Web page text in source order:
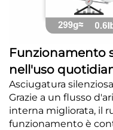
Funzionamento
nell'uso
Asciugatura
Grazie a un flusso
interna migliorata, il
funzionamento è